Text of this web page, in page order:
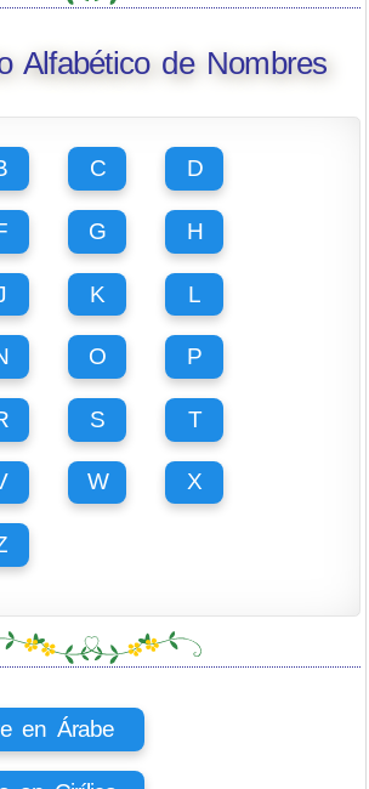
Alfabético de Nombres
C D
G H
K L
O P
S T
W X
en Árabe